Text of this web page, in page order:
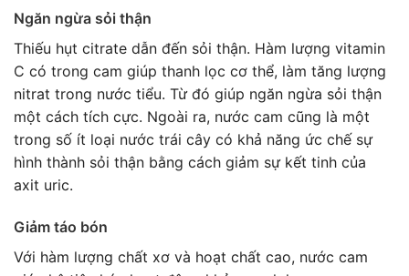
Ngăn ngừa sỏi thận
Thiếu hụt citrate dẫn đến sỏi thận. Hàm lượng vitamin
C có trong cam giúp thanh lọc cơ thể, làm tăng lượng
nitrat trong nước tiểu. Từ đó giúp ngăn ngừa sỏi thận
một cách tích cực. Ngoài ra, nước cam cũng là một
trong số ít loại nước trái cây có khả năng ức chế sự
hình thành sỏi thận bằng cách giảm sự kết tinh của
axit uric.
Giảm táo bón
Với hàm lượng chất xơ và hoạt chất cao, nước cam